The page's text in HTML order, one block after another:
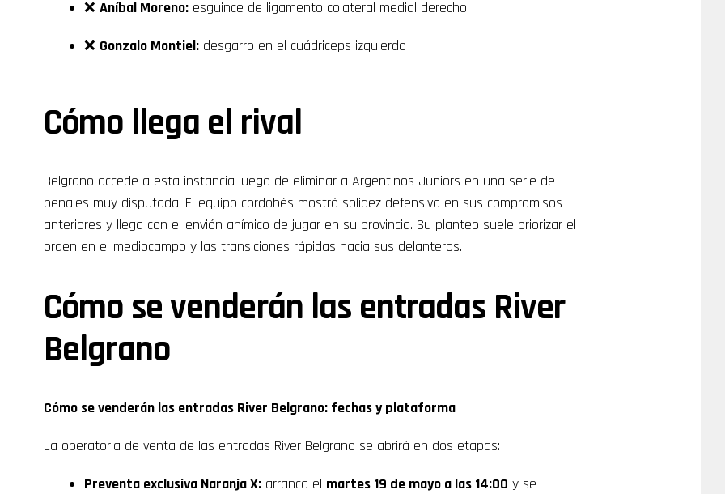
❌ Aníbal Moreno: esguince de ligamento colateral medial derecho
❌ Gonzalo Montiel: desgarro en el cuádriceps izquierdo
Cómo llega el rival
Belgrano accede a esta instancia luego de eliminar a Argentinos Juniors en una serie de
penales muy disputada. El equipo cordobés mostró solidez defensiva en sus compromisos
anteriores y llega con el envión anímico de jugar en su provincia. Su planteo suele priorizar el
orden en el mediocampo y las transiciones rápidas hacia sus delanteros.
Cómo se venderán las entradas River
Belgrano
Cómo se venderán las entradas River Belgrano: fechas y plataforma
La operatoria de venta de las entradas River Belgrano se abrirá en dos etapas:
Preventa exclusiva Naranja X: arranca el martes 19 de mayo a las 14:00 y se